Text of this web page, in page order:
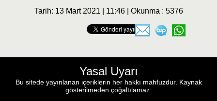
Tarih: 13 Mart 2021 | 11:46 | Okunma : 5376
Yasal Uyarı
Bu sitede yayınlanan içeriklerin her hakkı mahfuzdur. Kaynak
gösterilmeden çoğaltılamaz.